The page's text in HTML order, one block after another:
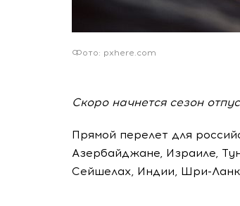
Фото: pxhere.com
Скоро начнется сезон
Прямой перелет для
Азербайджане, Израиле,
Сейшелах, Индии, Шри-